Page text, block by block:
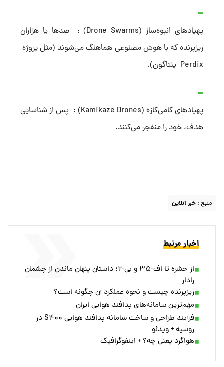
پهپادهای انبوه‌ساز (Drone Swarms) : صدها یا هزاران
ریزپرنده که با هوش مصنوعی هماهنگ می‌شوند (مثل پروژه
Perdix پنتاگون).
پهپادهای کامی‌کازه (Kamikaze Drones) : پس از شناسایی
هدف، خود را منفجر می‌کنند.
منبع : خبر آنلاین
اخبار مرتبط
از حشره تا اف-۳۵ و بی-۲؛ داستان پنهان ماندن از چشمان
رادار
ریزپرنده چیست و نحوه عملکرد آن چگونه است؟
مهم‌ترین سامانه‌های پدافند هوایی ایران
فرآیند طراحی و ساخت سامانه پدافند هوایی S۴۰۰ در
روسیه + ویدئو
هواگرد یعنی چه؟ + اینفوگرافیک